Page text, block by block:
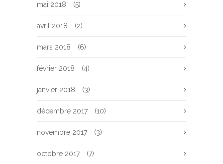
mai 2018 (5)
avril 2018 (2)
mars 2018 (6)
février 2018 (4)
janvier 2018 (3)
décembre 2017 (10)
novembre 2017 (3)
octobre 2017 (7)